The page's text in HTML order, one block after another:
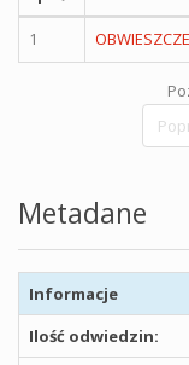
1
Metadane
Informacje
Ilość odwiedzin: